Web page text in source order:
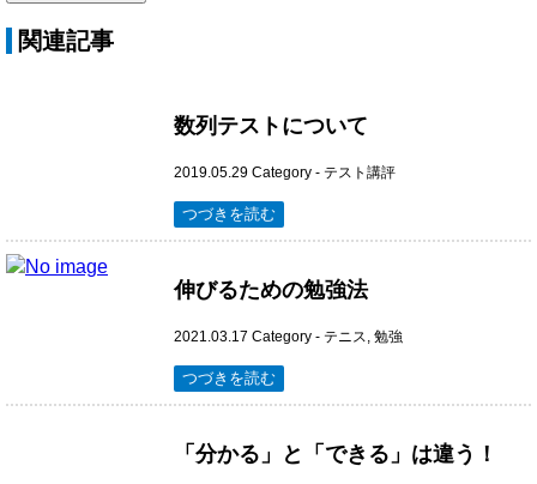
関連記事
数列テストについて
2019.05.29 Category - テスト講評
つづきを読む
伸びるための勉強法
2021.03.17 Category - テニス, 勉強
つづきを読む
「分かる」と「できる」は違う！